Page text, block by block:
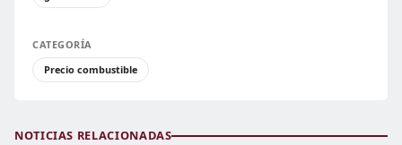
CATEGORÍA
Precio combustible
NOTICIAS RELACIONADAS